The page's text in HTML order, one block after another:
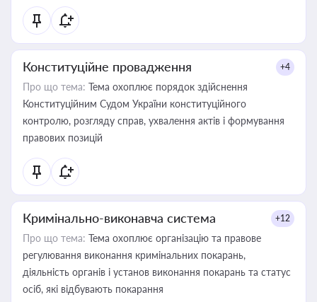
Конституційне провадження +4
Про що тема: Тема охоплює порядок здійснення
Конституційним Судом України конституційного
контролю, розгляду справ, ухвалення актів і формування
правових позицій
Кримінально-виконавча система +12
Про що тема: Тема охоплює організацію та правове
регулювання виконання кримінальних покарань,
діяльність органів і установ виконання покарань та статус
осіб, які відбувають покарання